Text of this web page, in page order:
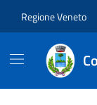
Regione Veneto